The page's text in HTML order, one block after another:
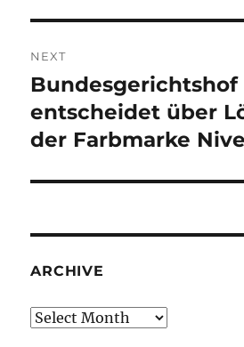
NEXT
Next
post:
Bundesgerichtshof
entscheidet über
der Farbmarke
ARCHIVE
Archive